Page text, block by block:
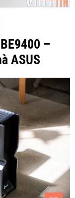
–
ASUS